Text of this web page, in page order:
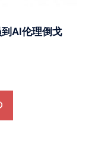
AI伦理倒戈